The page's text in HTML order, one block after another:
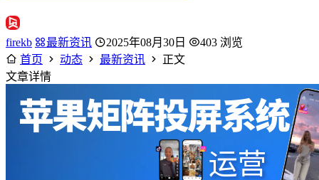
firekb 最新资讯 2025年08月30日
403 浏览
首页
动态 最新资讯
正文
文章详情